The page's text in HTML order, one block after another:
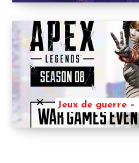
Jeux de guerre –